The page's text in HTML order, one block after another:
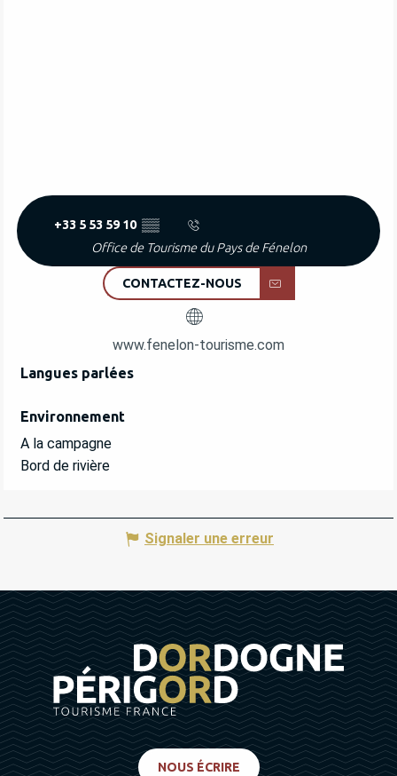
+33 5 53 59 10 ▒▒
Office de Tourisme du Pays de Fénelon
CONTACTEZ-NOUS
www.fenelon-tourisme.com
Langues parlées
Langues parlées
Environnement
Environnement
A la campagne
Bord de rivière
Signaler une erreur
NOUS ÉCRIRE